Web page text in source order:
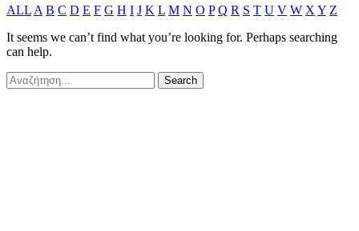
ALL A B C D E F G H I J K L M N O P Q R S T U V W X Y Z
It seems we can’t find what you’re looking for. Perhaps searching
can help.